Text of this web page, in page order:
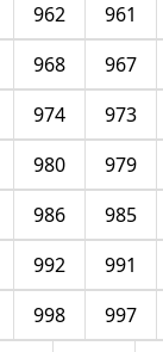
961
962
967
968
973
974
979
980
985
986
991
992
997
998